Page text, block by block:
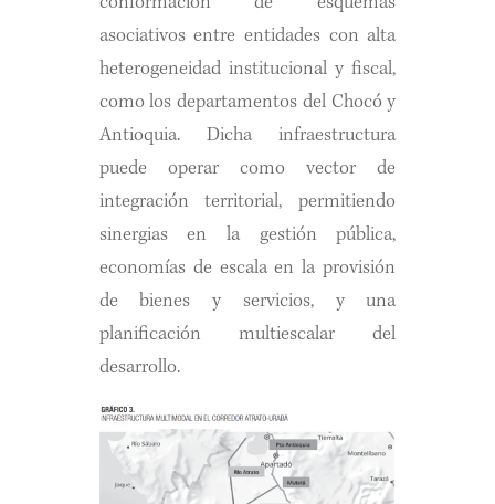
asociativos entre entidades con alta
heterogeneidad institucional y fiscal,
como los departamentos del Chocó y
Antioquia. Dicha infraestructura
puede operar como vector de
integración territorial, permitiendo
sinergias en la gestión pública,
economías de escala en la provisión
de bienes y servicios, y una
planificación multiescalar del
desarrollo.